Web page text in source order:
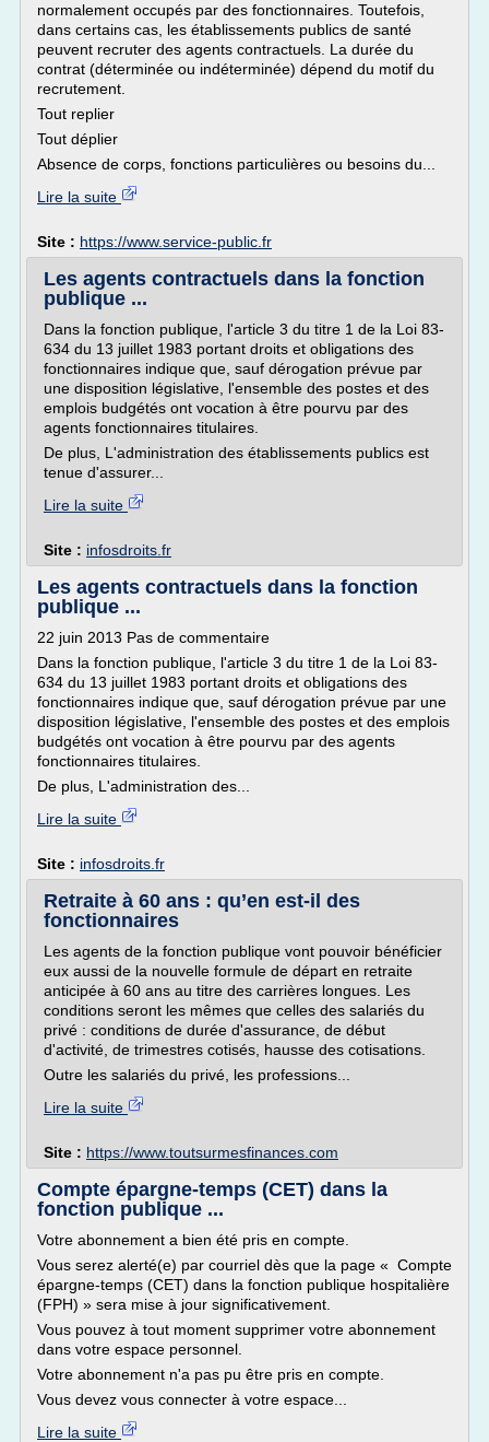
normalement occupés par des fonctionnaires. Toutefois,
dans certains cas, les établissements publics de santé
peuvent recruter des agents contractuels. La durée du
contrat (déterminée ou indéterminée) dépend du motif du
recrutement.
Tout replier
Tout déplier
Absence de corps, fonctions particulières ou besoins du...
Lire la suite
Site : https://www.service-public.fr
Les agents contractuels dans la fonction
publique ...
Dans la fonction publique, l'article 3 du titre 1 de la Loi 83-
634 du 13 juillet 1983 portant droits et obligations des
fonctionnaires indique que, sauf dérogation prévue par
une disposition législative, l'ensemble des postes et des
emplois budgétés ont vocation à être pourvu par des
agents fonctionnaires titulaires.
De plus, L'administration des établissements publics est
tenue d'assurer...
Lire la suite
Site : infosdroits.fr
Les agents contractuels dans la fonction
publique ...
22 juin 2013 Pas de commentaire
Dans la fonction publique, l'article 3 du titre 1 de la Loi 83-
634 du 13 juillet 1983 portant droits et obligations des
fonctionnaires indique que, sauf dérogation prévue par une
disposition législative, l'ensemble des postes et des emplois
budgétés ont vocation à être pourvu par des agents
fonctionnaires titulaires.
De plus, L'administration des...
Lire la suite
Site : infosdroits.fr
Retraite à 60 ans : qu’en est-il des
fonctionnaires
Les agents de la fonction publique vont pouvoir bénéficier
eux aussi de la nouvelle formule de départ en retraite
anticipée à 60 ans au titre des carrières longues. Les
conditions seront les mêmes que celles des salariés du
privé : conditions de durée d'assurance, de début
d'activité, de trimestres cotisés, hausse des cotisations.
Outre les salariés du privé, les professions...
Lire la suite
Site : https://www.toutsurmesfinances.com
Compte épargne-temps (CET) dans la
fonction publique ...
Votre abonnement a bien été pris en compte.
Vous serez alerté(e) par courriel dès que la page « Compte
épargne-temps (CET) dans la fonction publique hospitalière
(FPH) » sera mise à jour significativement.
Vous pouvez à tout moment supprimer votre abonnement
dans votre espace personnel.
Votre abonnement n'a pas pu être pris en compte.
Vous devez vous connecter à votre espace...
Lire la suite